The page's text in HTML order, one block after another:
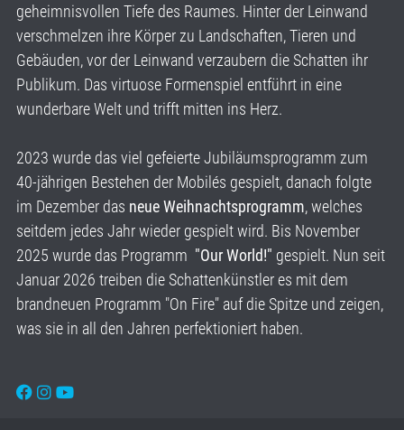
geheimnisvollen Tiefe des Raumes. Hinter der Leinwand
verschmelzen ihre Körper zu Landschaften, Tieren und
Gebäuden, vor der Leinwand verzaubern die Schatten ihr
Publikum. Das virtuose Formenspiel entführt in eine
wunderbare Welt und trifft mitten ins Herz.
2023 wurde das viel gefeierte Jubiläumsprogramm zum
40-jährigen Bestehen der Mobilés gespielt, danach folgte
im Dezember das neue Weihnachtsprogramm, welches
seitdem jedes Jahr wieder gespielt wird. Bis November
2025 wurde das Programm "Our World!" gespielt. Nun seit
Januar 2026 treiben die Schattenkünstler es mit dem
brandneuen Programm "On Fire" auf die Spitze und zeigen,
was sie in all den Jahren perfektioniert haben.